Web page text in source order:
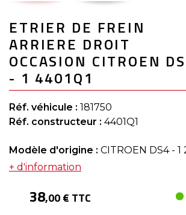
to
the
beginning
of
the
images
gallery
ETRIER DE FREIN
ARRIERE DROIT
OCCASION CITROEN
- 1 4401Q1
Réf. véhicule : 181750
Réf. constructeur : 4401Q1
Modèle d'origine : CITROEN DS4 - 1
+ d'information
38,00 € TTC